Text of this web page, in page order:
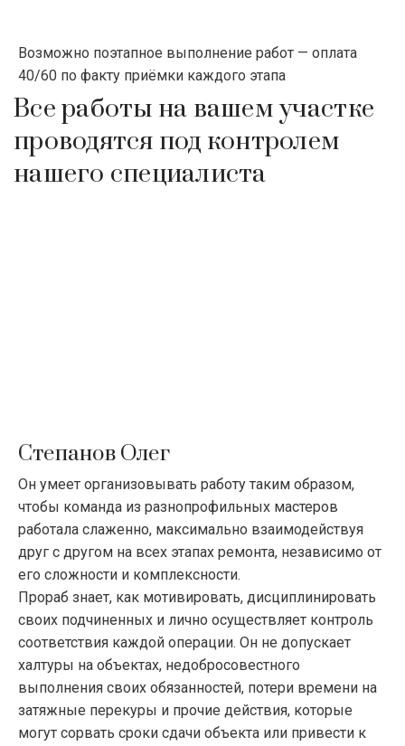
Возможно поэтапное выполнение работ — оплата
40/60 по факту приёмки каждого этапа
Все работы на вашем участке
проводятся под контролем
нашего специалиста
Степанов Олег
Он умеет организовывать работу таким образом,
чтобы команда из разнопрофильных мастеров
работала слаженно, максимально взаимодействуя
друг с другом на всех этапах ремонта, независимо от
его сложности и комплексности.
Прораб знает, как мотивировать, дисциплинировать
своих подчиненных и лично осуществляет контроль
соответствия каждой операции. Он не допускает
халтуры на объектах, недобросовестного
выполнения своих обязанностей, потери времени на
затяжные перекуры и прочие действия, которые
могут сорвать сроки сдачи объекта или привести к